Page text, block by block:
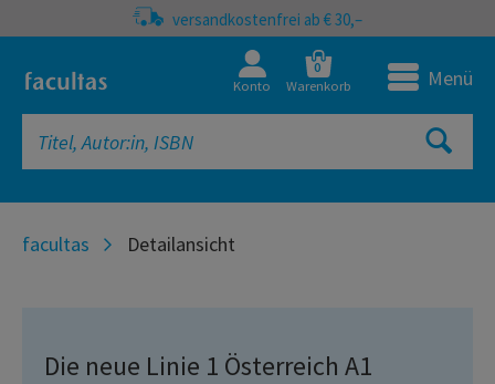
versandkostenfrei ab € 30,–
Konto
0
Warenkorb Menü
facultas Detailansicht
Die neue Linie 1 Österreich A1